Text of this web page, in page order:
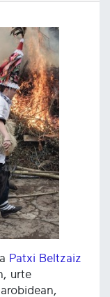
Patxi Beltzaiz
urte